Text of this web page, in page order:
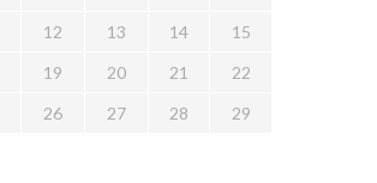
12 13 14
15
19 20 21
22
26 27 28
29